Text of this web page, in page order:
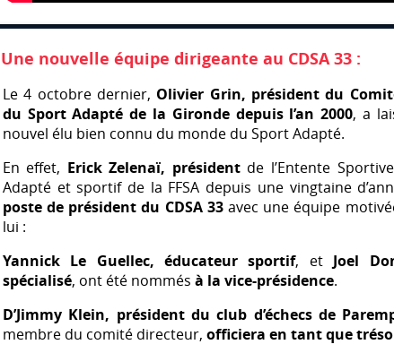
Une nouvelle équipe dirigeante au CDSA33 :
Le 4 octobre dernier, Olivier Grin, président du
du Sport Adapté de la Gironde depuis l’an 2000, a
nouvel élu bien connu du monde du Sport Adapté.
En effet, Erick Zelenaï, présidentde l’Entente
Adapté et sportif de la FFSA depuis une vingtaine
poste de président du CDSA33avec une équipe
lui :
Yannick Le Guellec, éducateur sportif, et Joel
spécialisé, ont été nommés à la vice-présidence.
D’Jimmy Klein, président du club d’échecs de
membre du comité directeur, officiera en tant que